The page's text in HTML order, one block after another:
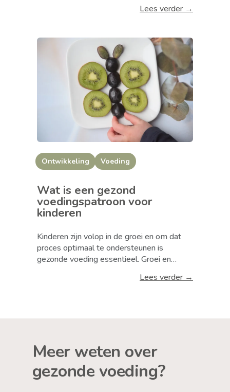
stabiel blijft en het buikje goed vult.
plezier. Maar wat is dat dan?
Lees verder →
Ontwikkeling Voeding
Wat is een gezond
voedingspatroon voor
kinderen
Kinderen zijn volop in de groei en om dat
proces optimaal te ondersteunen is
gezonde voeding essentieel. Groei en
bouw- en brandstoffen krijgt. En die haalt
Lees verder →
Meer weten over
gezonde voeding?